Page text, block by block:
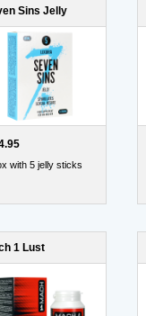
Sins Jelly
with 5 jelly sticks
1 Lust